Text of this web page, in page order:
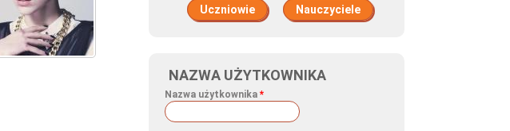
Uczniowie Nauczyciele
NAZWA UŻYTKOWNIKA
Nazwa użytkownika *